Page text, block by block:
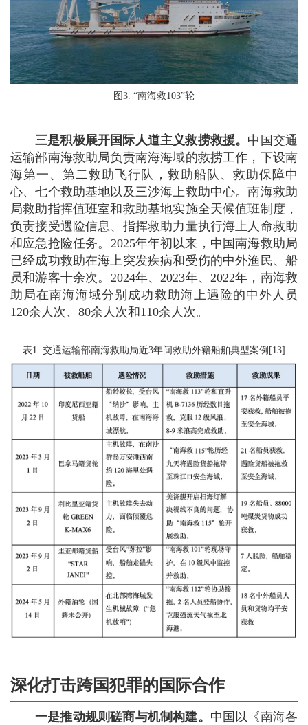
图3. “南海救103”轮
三是积极展开国际人道主义救捞救援。 中国交通
运输部南海救助局负责南海海域的救捞工作，下设南
海第一、第二救助飞行队，救助船队、救助保障中
心、七个救助基地以及三沙海上救助中心。南海救助
局救助指挥值班室和救助基地实施全天候值班制度，
负责接受遇险信息、指挥救助力量执行海上人命救助
和应急抢险任务。2025年年初以来，中国南海救助局
已经成功救助在海上突发疾病和受伤的中外渔民、船
员和游客十余次。2024年、2023年、2022年，南海救
助局在南海海域分别成功救助海上遇险的中外人员
120余人次、80余人次和110余人次。
表1. 交通运输部南海救助局近3年间救助外籍船舶典型案例[13]
深化打击跨国犯罪的国际合作
一是推动规则磋商与机制构建。 中国以《南海各